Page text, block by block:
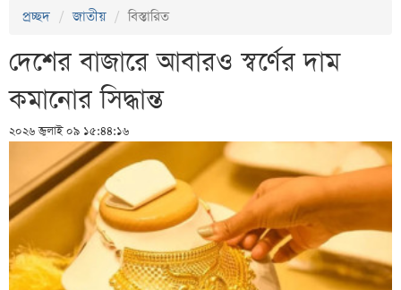
প্রচ্ছদ জাতীয় বিস্তারিত
দেশের বাজারে আবারও স্বর্ণের দাম
কমানোর সিদ্ধান্ত
২০২৬ জুলাই ০৯ ১৫:৪৪:১৬